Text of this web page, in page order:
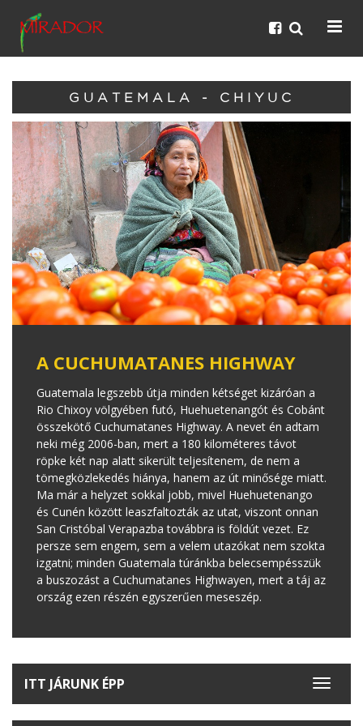
GUATEMALA - CHIYUC
A CUCHUMATANES HIGHWAY
Guatemala legszebb útja minden kétséget kizáróan a
Rio Chixoy völgyében futó, Huehuetenangót és Cobánt
összekötő Cuchumatanes Highway. A nevet én adtam
neki még 2006-ban, mert a 180 kilométeres távot
röpke két nap alatt sikerült teljesítenem, de nem a
tömegközlekedés hiánya, hanem az út minősége miatt.
Ma már a helyzet sokkal jobb, mivel Huehuetenango
és Cunén között leaszfaltozták az utat, viszont onnan
San Cristóbal Verapazba továbbra is földút vezet. Ez
persze sem engem, sem a velem utazókat nem szokta
izgatni; minden Guatemala túránkba belecsempésszük
a buszozást a Cuchumatanes Highwayen, mert a táj az
ország ezen részén egyszerűen meseszép.
Toggle
ITT JÁRUNK ÉPP